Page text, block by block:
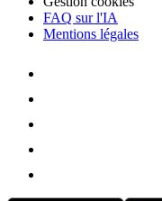
FAQ sur l'IA
Mentions légales